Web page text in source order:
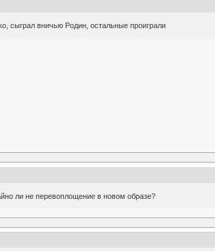
сыграл вничью Родин, остальные проиграли
ли не перевоплощение в новом образе?